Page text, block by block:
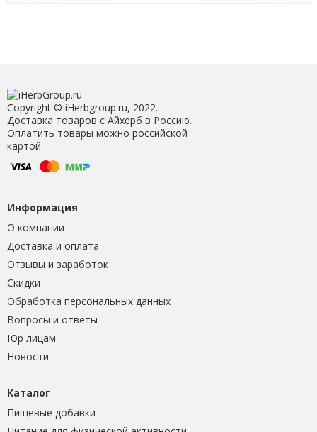
Copyright © iHerbgroup.ru, 2022.
Доставка товаров с Айхерб в Россию.
Оплатить товары можно российской
картой
Информация
О компании
Доставка и оплата
Отзывы и заработок
Скидки
Обработка персональных данных
Вопросы и ответы
Юр лицам
Новости
Каталог
Пищевые добавки